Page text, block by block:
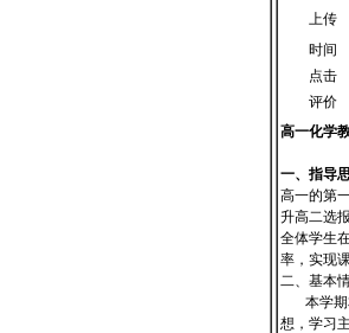
上传
时间
点击
评价
高一化学
朱
一、指导
高一的第
升高二选
全体学生
率，实现
二、基本
本学期
想，学习